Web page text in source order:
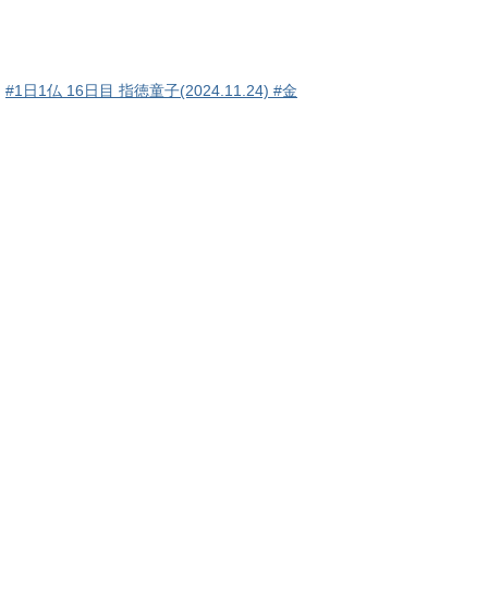
#1日1仏 16日目 指徳童子(2024.11.24) #金